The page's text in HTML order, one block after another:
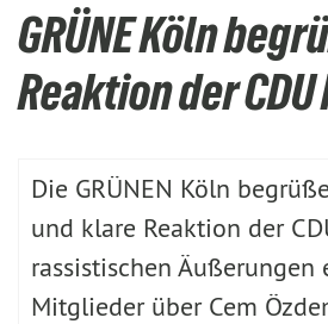
GRÜNE Köln
Reaktion der
Die GRÜNEN Köln
und klare Reaktion der
rassistischen Äußerungen
Mitglieder über Cem